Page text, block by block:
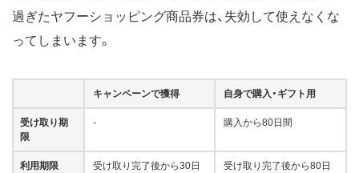
過ぎたヤフーショッピング商品券は、失効して使えなくな
ってしまいます。
キャンペーンで獲得 自身で購入・ギフト用
受け取り期
限
- 購入から80日間
利用期限
受け取り完了後から30日
受け取り完了後から80日